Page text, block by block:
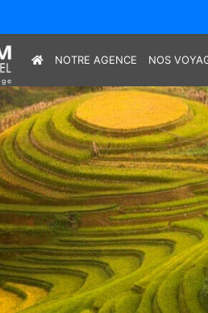
NOTRE AGENCE NOS